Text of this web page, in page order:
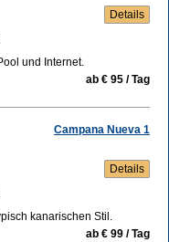
Details
und Internet.
ab € 95 / Tag
Details
Campana Nueva 1
kanarischen Stil.
ab € 99 / Tag